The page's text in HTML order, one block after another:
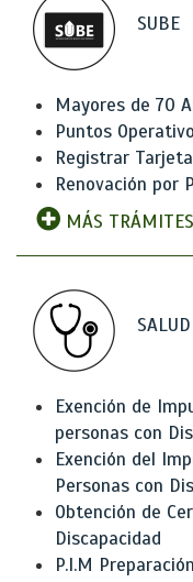
SUBE
Mayores de 70
Puntos
Registrar Tarjeta
Renovación por
MÁS TRÁMITES
SALUD
Exención de
personas con
Exención del
Personas con
Obtención de
Discapacidad
P.I.M